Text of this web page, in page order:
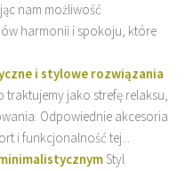
nam możliwość
harmonii i spokoju, które
i stylowe rozwiązania
traktujemy jako strefę relaksu,
Odpowiednie akcesoria
i funkcjonalność tej...
Styl